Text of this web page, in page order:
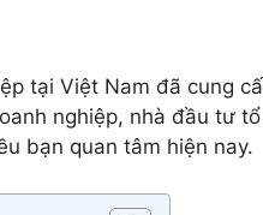
tại Việt Nam đã cung
nghiệp, nhà đầu tư
bạn quan tâm hiện nay.